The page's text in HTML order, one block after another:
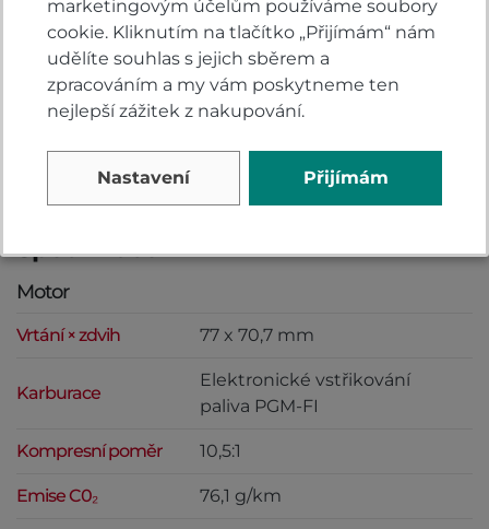
Specifikace
Motor
Vrtání × zdvih 77 x 70,7 mm
Karburace
Elektronické vstřikování
paliva PGM-FI
Kompresní poměr 10,5:1
Emise C0₂ 76,1 g/km
marketingovým účelům používáme soubory
cookie. Kliknutím na tlačítko „Přijímám“ nám
udělíte souhlas s jejich sběrem a
zpracováním a my vám poskytneme ten
nejlepší zážitek z nakupování.
Nastavení Přijímám